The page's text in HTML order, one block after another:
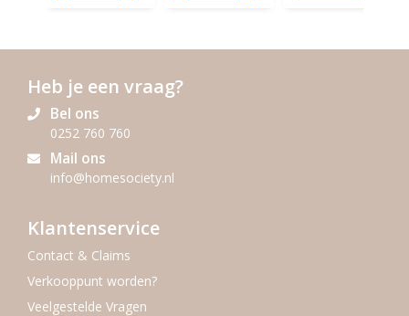
Heb je een vraag?
Bel ons
0252 760 760
Mail ons
info@homesociety.nl
Klantenservice
Contact & Claims
Verkooppunt worden?
Veelgestelde Vragen